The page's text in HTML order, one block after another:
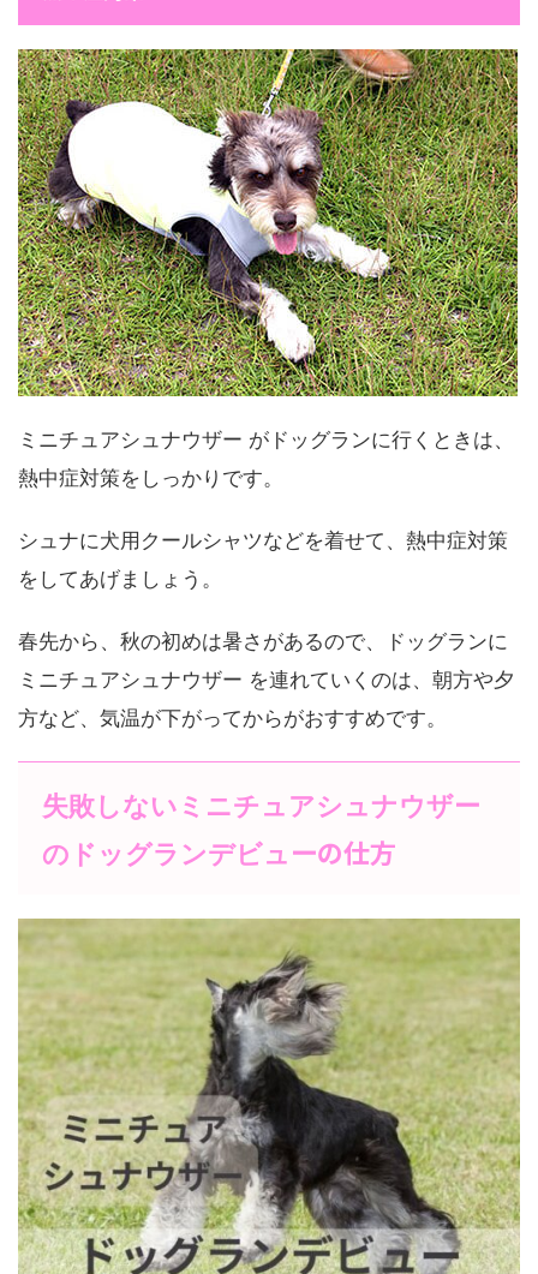
ミニチュアシュナウザー がドッグランに行くときは、
熱中症対策をしっかりです。
シュナに犬用クールシャツなどを着せて、熱中症対策
をしてあげましょう。
春先から、秋の初めは暑さがあるので、ドッグランに
ミニチュアシュナウザー を連れていくのは、朝方や夕
方など、気温が下がってからがおすすめです。
失敗しないミニチュアシュナウザー
のドッグランデビューの仕方